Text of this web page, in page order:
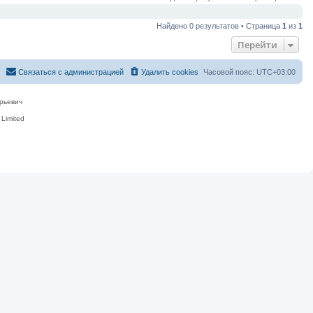
Найдено 0 результатов • Страница 1 из 1
Перейти
Часовой пояс: UTC+03:00
Удалить cookies
Связаться с администрацией